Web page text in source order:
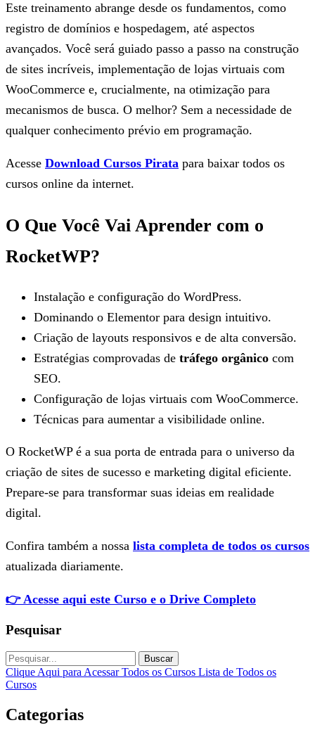
Este treinamento abrange desde os fundamentos, como
registro de domínios e hospedagem, até aspectos
avançados. Você será guiado passo a passo na construção
de sites incríveis, implementação de lojas virtuais com
WooCommerce e, crucialmente, na otimização para
mecanismos de busca. O melhor? Sem a necessidade de
qualquer conhecimento prévio em programação.
Acesse Download Cursos Pirata para baixar todos os
cursos online da internet.
O Que Você Vai Aprender com o
RocketWP?
Instalação e configuração do WordPress.
Dominando o Elementor para design intuitivo.
Criação de layouts responsivos e de alta conversão.
Estratégias comprovadas de tráfego orgânico com
SEO.
Configuração de lojas virtuais com WooCommerce.
Técnicas para aumentar a visibilidade online.
O RocketWP é a sua porta de entrada para o universo da
criação de sites de sucesso e marketing digital eficiente.
Prepare-se para transformar suas ideias em realidade
digital.
Confira também a nossa lista completa de todos os cursos
atualizada diariamente.
👉 Acesse aqui este Curso e o Drive Completo
Pesquisar
Buscar
Clique Aqui para Acessar Todos os Cursos Lista de Todos os
Cursos
Categorias